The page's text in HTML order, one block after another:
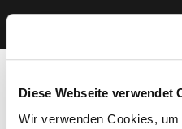
Diese Webseite verwendet
Wir verwenden Cookies,